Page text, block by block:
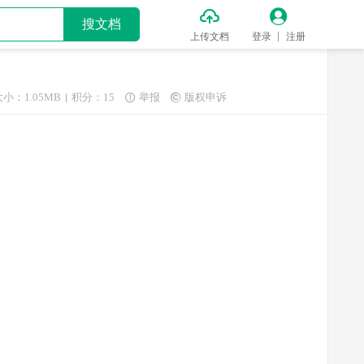
搜文档 
上传文档

登录 注册
小：1.05MB 积分：15  举报  版权申诉